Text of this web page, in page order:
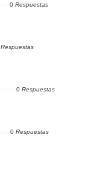
0 Respuestas
Respuestas
0 Respuestas
0 Respuestas